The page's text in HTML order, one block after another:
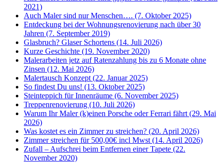
2021)
Auch Maler sind nur Menschen…. (7. Oktober 2025)
Entdeckung bei der Wohnungsrenovierung nach über 30
Jahren (7. September 2019)
Glasbruch? Glaser Schortens (14. Juli 2026)
Kurze Geschichte (19. November 2020)
Malerarbeiten jetz auf Ratenzahlung bis zu 6 Monate ohne
Zinsen (12. Mai 2026)
Malertausch Konzept (22. Januar 2025)
So findest Du uns! (13. Oktober 2025)
Steinteppich für Innenräume (6. November 2025)
Treppenrenovierung (10. Juli 2026)
Warum Ihr Maler (k)einen Porsche oder Ferrari fährt (29. Mai
2026)
Was kostet es ein Zimmer zu streichen? (20. April 2026)
Zimmer streichen für 500,00€ incl Mwst (14. April 2026)
Zufall – Aufschrei beim Entfernen einer Tapete (22.
November 2020)